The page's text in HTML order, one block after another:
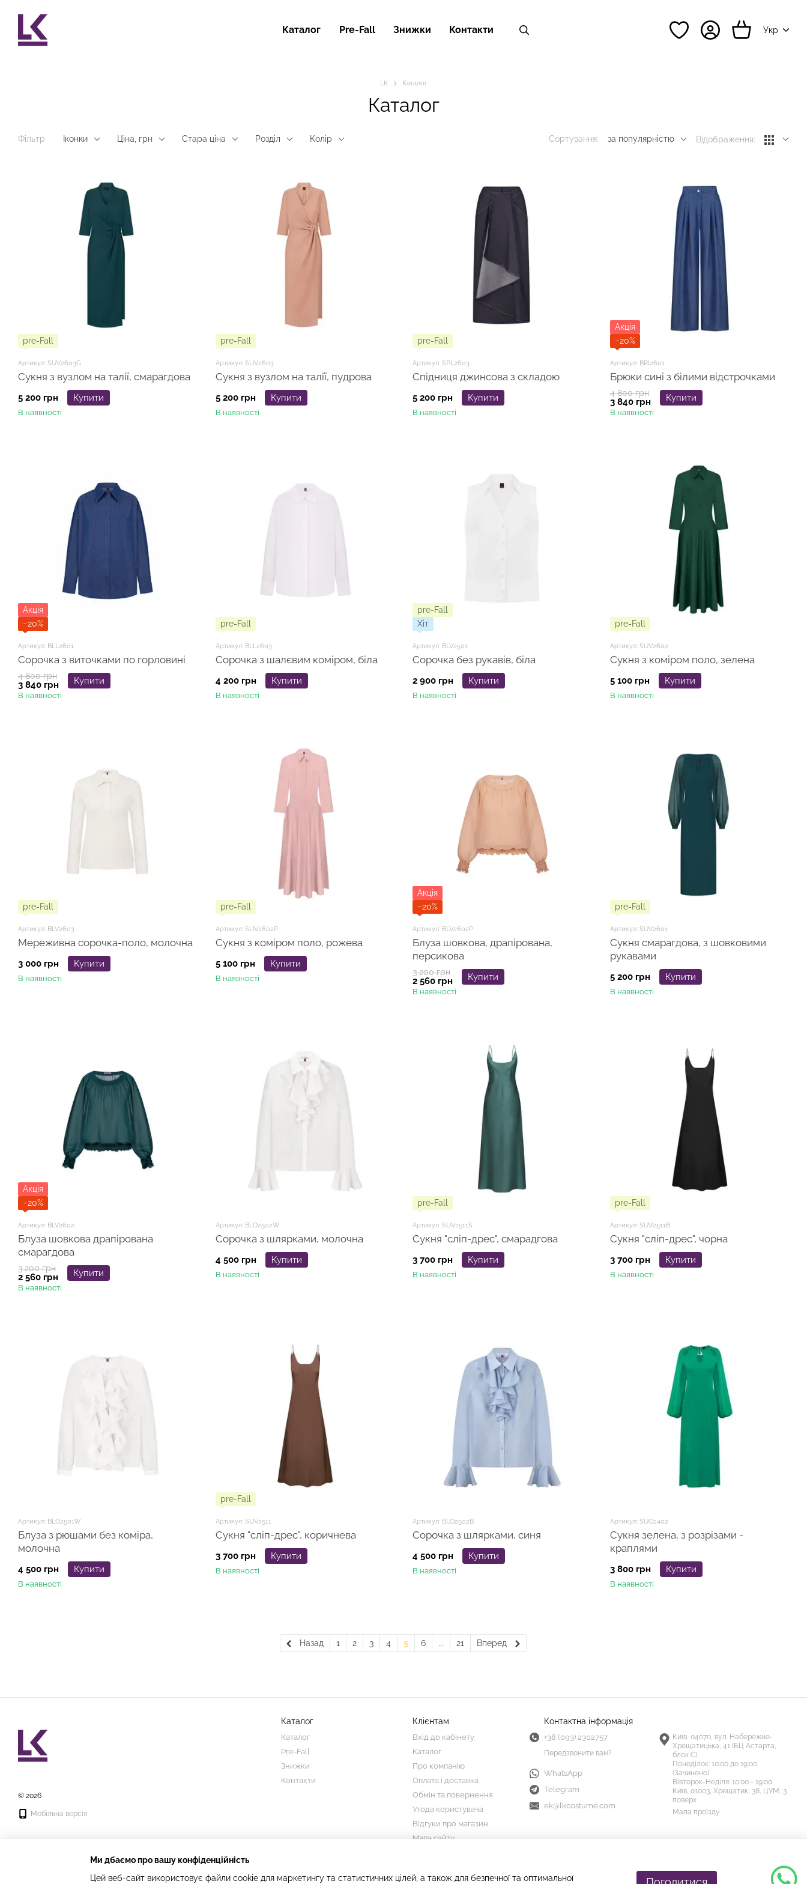
Каталог Pre-Fall Знижки Контакти Укр
LK Каталог
Каталог
Фільтр Іконки Ціна, грн Стара ціна Розділ Колір Сортування: за популярністю Відображення:
pre-Fall
Артикул: SUV2603G
Сукня з вузлом на талії, смарагдова
5 200 грн Купити
В наявності
pre-Fall
Артикул: SUV2603
Сукня з вузлом на талії, пудрова
5 200 грн Купити
В наявності
pre-Fall
Артикул: SPL2603
Спідниця джинсова з складою
5 200 грн Купити
В наявності
Акція
−20%
Артикул: BRl2601
Брюки сині з білими відстрочками
4 800 грн
3 840 грн Купити
В наявності
Акція
−20%
Артикул: BLL2601
Сорочка з виточками по горловині
4 800 грн
3 840 грн Купити
В наявності
pre-Fall
Артикул: BLL2603
Сорочка з шалєвим коміром, біла
4 200 грн Купити
В наявності
pre-Fall
Хіт
Артикул: BLV2501
Сорочка без рукавів, біла
2 900 грн Купити
В наявності
pre-Fall
Артикул: SUV2602
Сукня з коміром поло, зелена
5 100 грн Купити
В наявності
pre-Fall
Артикул: BLV2603
Мереживна сорочка-поло, молочна
3 000 грн Купити
В наявності
pre-Fall
Артикул: SUV2602P
Сукня з коміром поло, рожева
5 100 грн Купити
В наявності
Акція
−20%
Артикул: BLV2602P
Блуза шовкова, драпірована,
персикова
3 200 грн
2 560 грн Купити
В наявності
pre-Fall
Артикул: SUV2601
Сукня смарагдова, з шовковими
рукавами
5 200 грн Купити
В наявності
Акція
−20%
Артикул: BLV2602
Блуза шовкова драпірована
смарагдова
3 200 грн
2 560 грн Купити
В наявності
Артикул: BLO2502W
Сорочка з шлярками, молочна
4 500 грн Купити
В наявності
pre-Fall
Артикул: SUV2511S
Сукня "сліп-дрес", смарадгова
3 700 грн Купити
В наявності
pre-Fall
Артикул: SUV2511B
Сукня "сліп-дрес", чорна
3 700 грн Купити
В наявності
Артикул: BLO2501W
Блуза з рюшами без коміра,
молочна
4 500 грн Купити
В наявності
pre-Fall
Артикул: SUV2511
Сукня "сліп-дрес", коричневa
3 700 грн Купити
В наявності
Артикул: BLO2502B
Сорочка з шлярками, синя
4 500 грн Купити
В наявності
Артикул: SUO2402
Сукня зелена, з розрізами -
краплями
3 800 грн Купити
В наявності
Назад 1 2 3 4 5 6 ... 21 Вперед
© 2026
Мобільна версія
Каталог
Каталог
Pre-Fall
Знижки
Контакти
Клієнтам
Вхід до кабінету
Каталог
Про компанію
Оплата і доставка
Обмін та повернення
Угода користувача
Відгуки про магазин
Мапа сайту
Контактна інформація
+38 (093) 2302757
Передзвонити вам?
WhatsApp
Telegram
ek@lkcostume.com
Київ, 04070, вул. Набережно-
Хрещатицька, 41 (БЦ Астарта,
блок С)
Понеділок: 10:00 до 19:00
(Зачинено)
Вівторок-Неділя: 10:00 - 19:00
Київ, 01003, Хрещатик, 38, ЦУМ, 3
поверх
Мапа проїзду
Ми дбаємо про вашу конфіденційність
Цей веб-сайт використовує файли cookie для маркетингу та статистичних цілей, а також для безпечної та оптимальної